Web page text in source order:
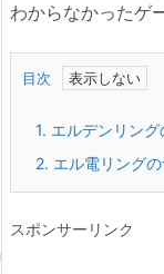
わからなかったゲ
目次
1. エルデンリン
2. エル電リング
スポンサーリンク